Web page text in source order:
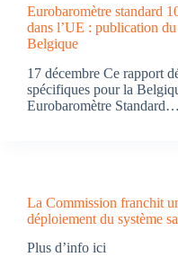
Eurobaromètre standard
dans l’UE : publication
Belgique
17 décembre Ce rapport
spécifiques pour la
Eurobaromètre Standard…
La Commission franchit
déploiement du système
Plus d’info ici